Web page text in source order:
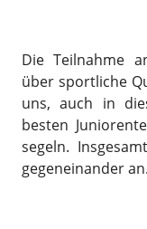
Die Teilnahme
über sportliche
uns, auch in
besten
segeln.
gegeneinander an.